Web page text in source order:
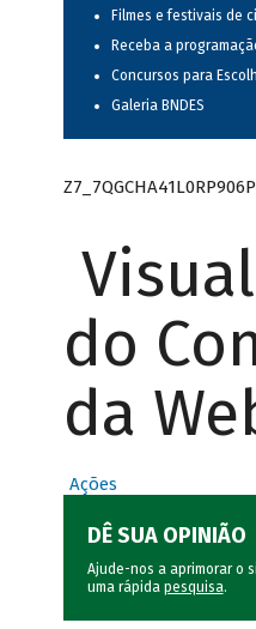
Filmes e festivais de
Receba a
Concursos para
Galeria BNDES
do
da
Ações
DÊ SUA OPINIÃO
Ajude-nos a aprimorar o
uma rápida pesquisa.